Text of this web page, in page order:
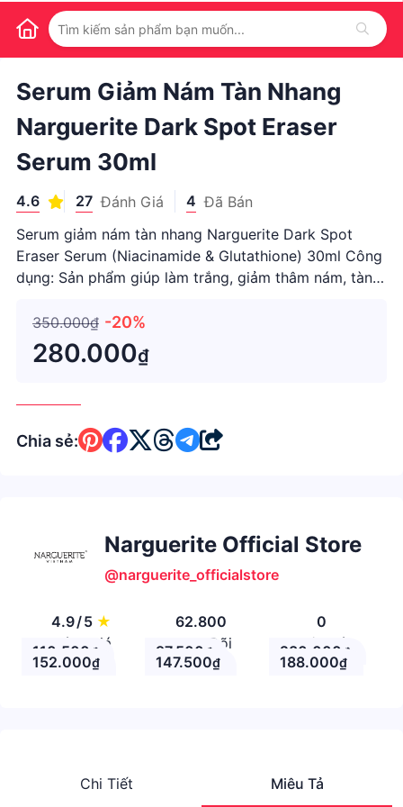
1
Serum Giảm Nám Tàn Nhang
Narguerite Dark Spot Eraser
Serum 30ml
4.6 27 Đánh Giá 4 Đã Bán
Serum giảm nám tàn nhang Narguerite Dark Spot
Eraser Serum (Niacinamide & Glutathione) 30ml Công
dụng: Sản phẩm giúp làm trắng, giảm thâm nám, tàn
ngừa lão hóa giúp da mịn màng, tươi sáng. Serum
giảm nám tàn nhang dà
350.000₫ -20%
280.000₫
Chia sẻ:
Narguerite Official Store
@narguerite_officialstore
4.9/5 ★
Đánh giá
62.800
Theo Dõi
0
Nhận xét
110.500 ₫ 97.500 ₫ 280.000 ₫
152.000₫ 147.500₫ 188.000₫
Chi Tiết Miêu Tả